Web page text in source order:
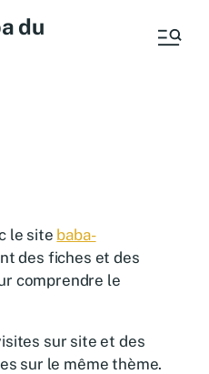
du
le site baba-
des fiches et des
comprendre le
sur site et des
sur le même thème.